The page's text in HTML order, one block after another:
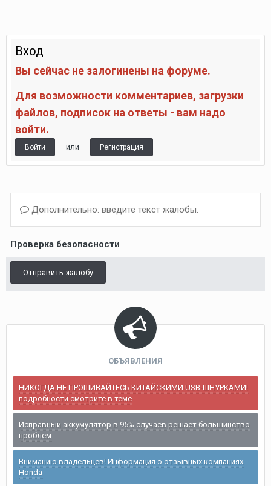
Вход
Вы сейчас не залогинены на форуме.
Для возможности комментариев, загрузки
файлов, подписок на ответы - вам надо
войти.
Войти или Регистрация
Дополнительно: введите текст жалобы.
Проверка безопасности
Отправить жалобу
ОБЪЯВЛЕНИЯ
НИКОГДА НЕ ПРОШИВАЙТЕСЬ КИТАЙСКИМИ USB-ШНУРКАМИ!
подробности смотрите в теме
Исправный аккумулятор в 95% случаев решает большинство
проблем
Вниманию владельцев! Информация о отзывных компаниях
Honda